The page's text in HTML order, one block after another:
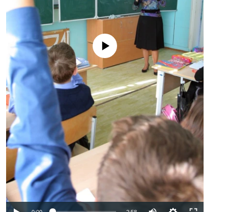
No media source currently available